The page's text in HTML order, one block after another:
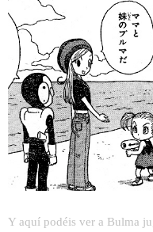
Y aquí podéis ver a Bulma